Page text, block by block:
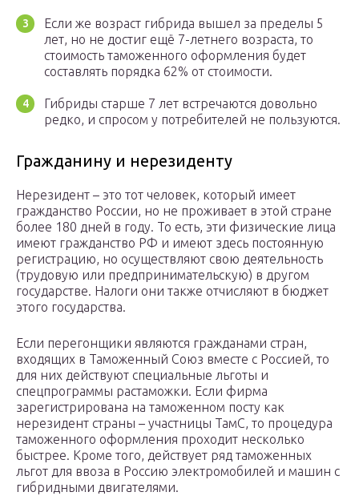
Если же возраст гибрида вышел за пределы 5
лет, но не достиг ещё 7-летнего возраста, то
стоимость таможенного оформления будет
составлять порядка 62% от стоимости.
Гибриды старше 7 лет встречаются довольно
редко, и спросом у потребителей не пользуются.
Гражданину и нерезиденту
Нерезидент – это тот человек, который имеет
гражданство России, но не проживает в этой стране
более 180 дней в году. То есть, эти физические лица
имеют гражданство РФ и имеют здесь постоянную
регистрацию, но осуществляют свою деятельность
(трудовую или предпринимательскую) в другом
государстве. Налоги они также отчисляют в бюджет
этого государства.
Если перегонщики являются гражданами стран,
входящих в Таможенный Союз вместе с Россией, то
для них действуют специальные льготы и
спецпрограммы растаможки. Если фирма
зарегистрирована на таможенном посту как
нерезидент страны – участницы ТамС, то процедура
таможенного оформления проходит несколько
быстрее. Кроме того, действует ряд таможенных
льгот для ввоза в Россию электромобилей и машин с
гибридными двигателями.